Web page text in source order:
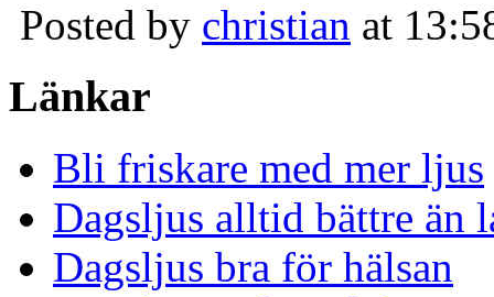
Posted by christian at
Länkar
Bli friskare med mer ljus
Dagsljus alltid bättre än
Dagsljus bra för hälsan